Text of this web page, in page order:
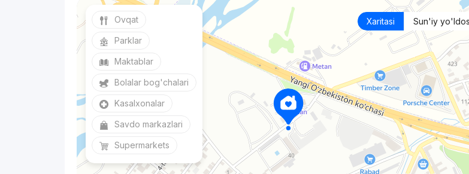
Xaritasi Sun'iy
Ovqat
Parklar
Maktablar
Bolalar bog'chalari
Kasalxonalar
Savdo markazlari
Supermarkets